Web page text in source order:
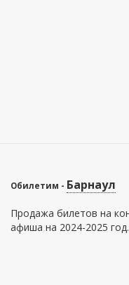
Обилетим - Барнаул
Продажа билетов на
афиша на 2024-2025 год.